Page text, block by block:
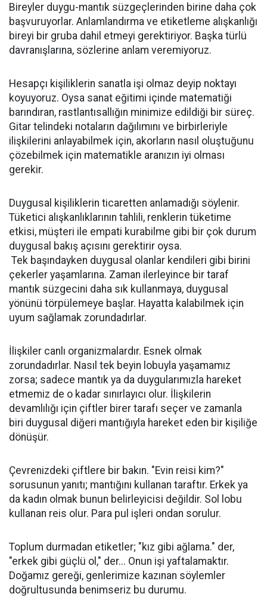
Bireyler duygu-mantık süzgeçlerinden birine daha çok
başvuruyorlar. Anlamlandırma ve etiketleme alışkanlığı
bireyi bir gruba dahil etmeyi gerektiriyor. Başka türlü
davranışlarına, sözlerine anlam veremiyoruz.
Hesapçı kişiliklerin sanatla işi olmaz deyip noktayı
koyuyoruz. Oysa sanat eğitimi içinde matematiği
barındıran, rastlantısallığın minimize edildiği bir süreç.
Gitar telindeki notaların dağılımını ve birbirleriyle
ilişkilerini anlayabilmek için, akorların nasıl oluştuğunu
çözebilmek için matematikle aranızın iyi olması
gerekir.
Duygusal kişiliklerin ticaretten anlamadığı söylenir.
Tüketici alışkanlıklarının tahlili, renklerin tüketime
etkisi, müşteri ile empati kurabilme gibi bir çok durum
duygusal bakış açısını gerektirir oysa.
Tek başındayken duygusal olanlar kendileri gibi birini
çekerler yaşamlarına. Zaman ilerleyince bir taraf
mantık süzgecini daha sık kullanmaya, duygusal
yönünü törpülemeye başlar. Hayatta kalabilmek için
uyum sağlamak zorundadırlar.
İlişkiler canlı organizmalardır. Esnek olmak
zorundadırlar. Nasıl tek beyin lobuyla yaşamamız
zorsa; sadece mantık ya da duygularımızla hareket
etmemiz de o kadar sınırlayıcı olur. İlişkilerin
devamlılığı için çiftler birer tarafı seçer ve zamanla
biri duygusal diğeri mantığıyla hareket eden bir kişiliğe
dönüşür.
Çevrenizdeki çiftlere bir bakın. "Evin reisi kim?"
sorusunun yanıtı; mantığını kullanan taraftır. Erkek ya
da kadın olmak bunun belirleyicisi değildir. Sol lobu
kullanan reis olur. Para pul işleri ondan sorulur.
Toplum durmadan etiketler; "kız gibi ağlama." der,
"erkek gibi güçlü ol," der... Onun işi yaftalamaktır.
Doğamız gereği, genlerimize kazınan söylemler
doğrultusunda benimseriz bu durumu.